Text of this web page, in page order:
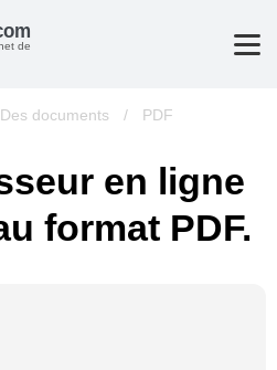
de
Des documents / PDF
en ligne
format PDF.